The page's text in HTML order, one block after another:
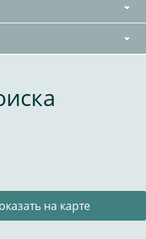
на карте